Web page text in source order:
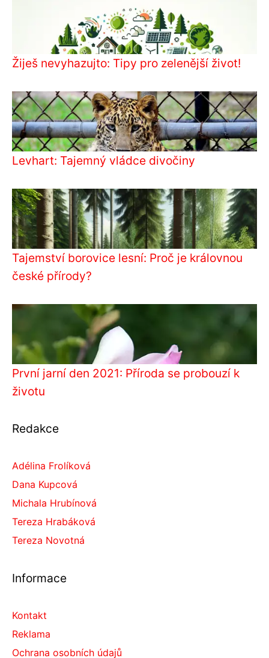
Žiješ nevyhazujto: Tipy pro zelenější život!
Levhart: Tajemný vládce divočiny
Tajemství borovice lesní: Proč je královnou
české přírody?
První jarní den 2021: Příroda se probouzí k
životu
Redakce
Adélina Frolíková
Dana Kupcová
Michala Hrubínová
Tereza Hrabáková
Tereza Novotná
Informace
Kontakt
Reklama
Ochrana osobních údajů